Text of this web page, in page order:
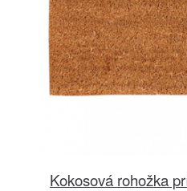
Kokosová rohožka